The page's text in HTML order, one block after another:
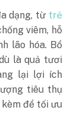
dạng, từ trẻ
viêm, hỗ
lão hóa. Bổ
là quả tươi
lại lợi ích
tiêu thụ
để tối ưu